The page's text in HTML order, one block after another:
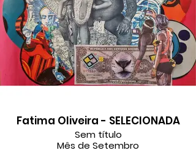
Fatima Oliveira - SELECIONADA
Sem título
Mês de Setembro